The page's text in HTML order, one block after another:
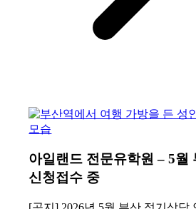
아일랜드 전문유학원 – 5월
신청접수 중